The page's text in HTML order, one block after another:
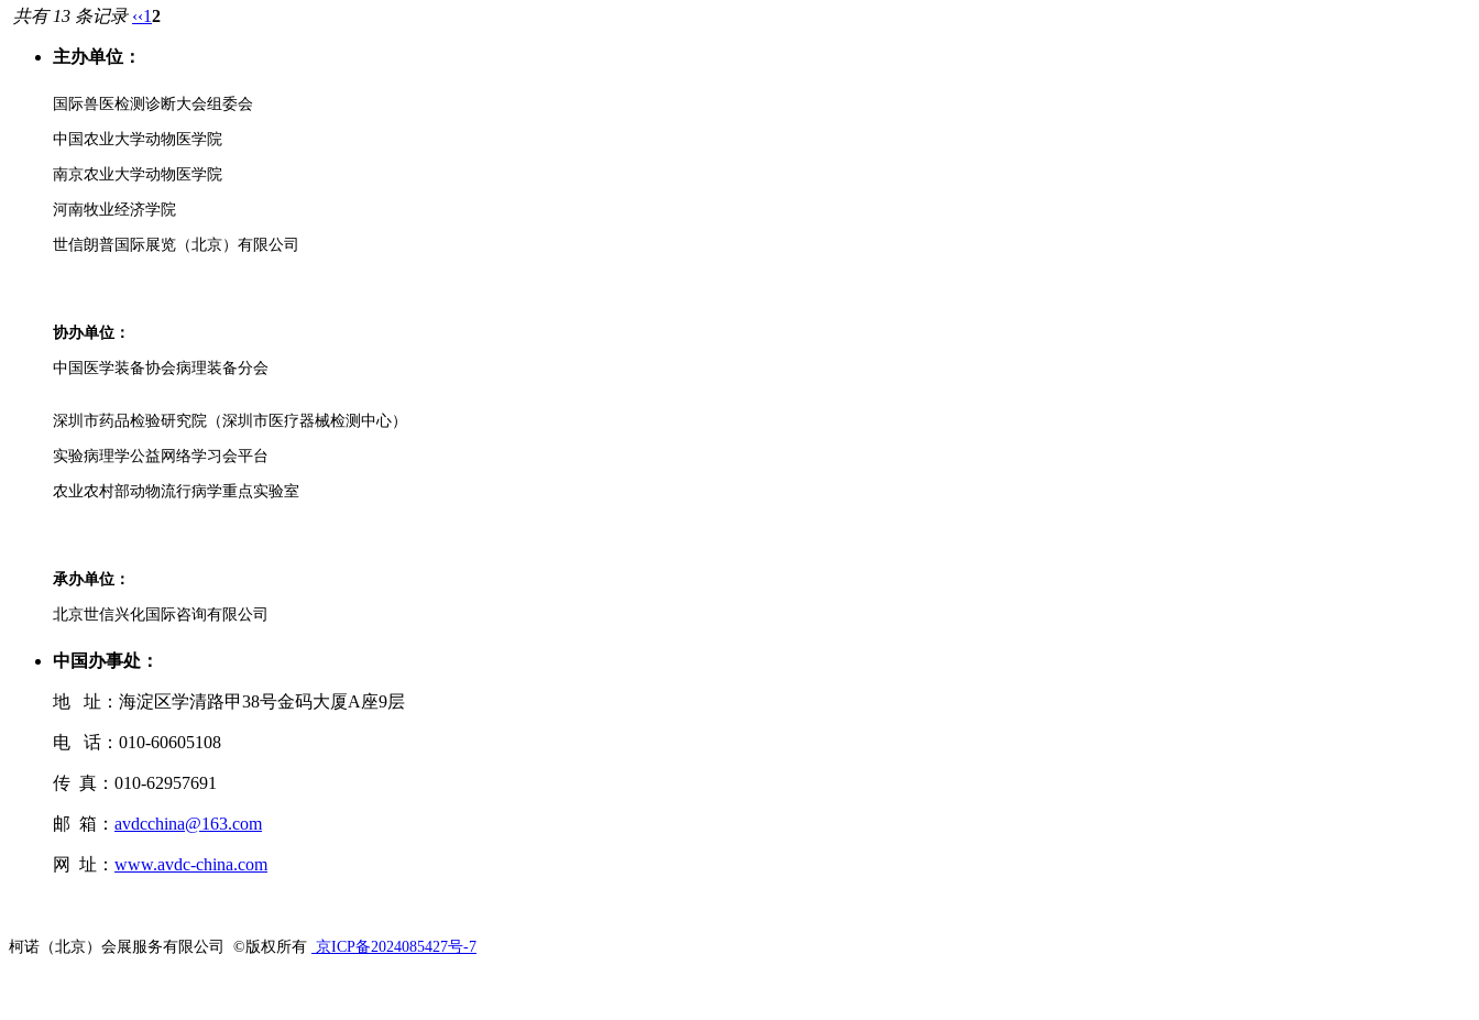
共有 13 条记录 ‹‹12
主办单位：
国际兽医检测诊断大会组委会
中国农业大学动物医学院
南京农业大学动物医学院
河南牧业经济学院
世信朗普国际展览（北京）有限公司
协办单位：
中国医学装备协会病理装备分会
深圳市药品检验研究院（深圳市医疗器械检测中心）
实验病理学公益网络学习会平台
农业农村部动物流行病学重点实验室
承办单位：
北京世信兴化国际咨询有限公司
中国办事处：
地 址：海淀区学清路甲38号金码大厦A座9层
电 话：010-60605108
传 真：010-62957691
邮 箱： avdcchina@163.com
网 址： www.avdc-china.com
柯诺（北京）会展服务有限公司 ©版权所有 京ICP备2024085427号-7